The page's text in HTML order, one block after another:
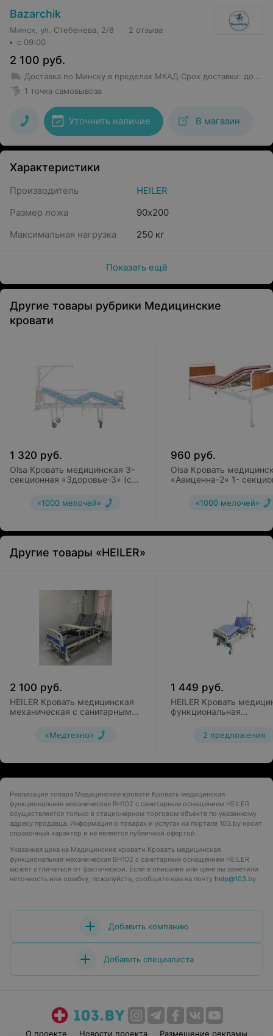
Bazarchik
Минск, ул. Стебенева, 2/8
с 09:00
2 отзыва
2 100 руб.
Доставка по Минску в пределах МКАД Срок доставки: до 1 дн
1 точка самовывоза
Уточнить наличие В магазин
Характеристики
Производитель
HEILER
Размер ложа
90х200
Максимальная нагрузка
250 кг
Показать ещё
Другие товары рубрики Медицинские
кровати
1 320 руб.
Olsa Кровать медицинская 3-
секционная «Здоровье-3» (с
«1000 мелочей»
960 руб.
Olsa Кровать
«Авиценна-2» 1-
«1000 мелочей»
Другие товары «HEILER»
2 100 руб.
HEILER Кровать медицинская
механическая с санитарным
«Медтехно»
1 449 руб.
HEILER Кровать
функциональная
2 предложения
Реализация товара Медицинские кровати Кровать медицинская
функциональная механическая BH102 с санитарным оснащением HEILER
осуществляется только в стационарном торговом объекте по указанному
адресу продавца. Информация о товарах и услугах на портале 103.by носит
справочный характер и не является публичной офертой.
Указанная цена на Медицинские кровати Кровать медицинская
функциональная механическая BH102 с санитарным оснащением HEILER
может отличаться от фактической. Если в описании или цене вы заметили
неточность или ошибку, пожалуйста, сообщите нам на почту help@103.by.
Добавить компанию
Добавить специалиста
О проекте Новости проекта Размещение рекламы